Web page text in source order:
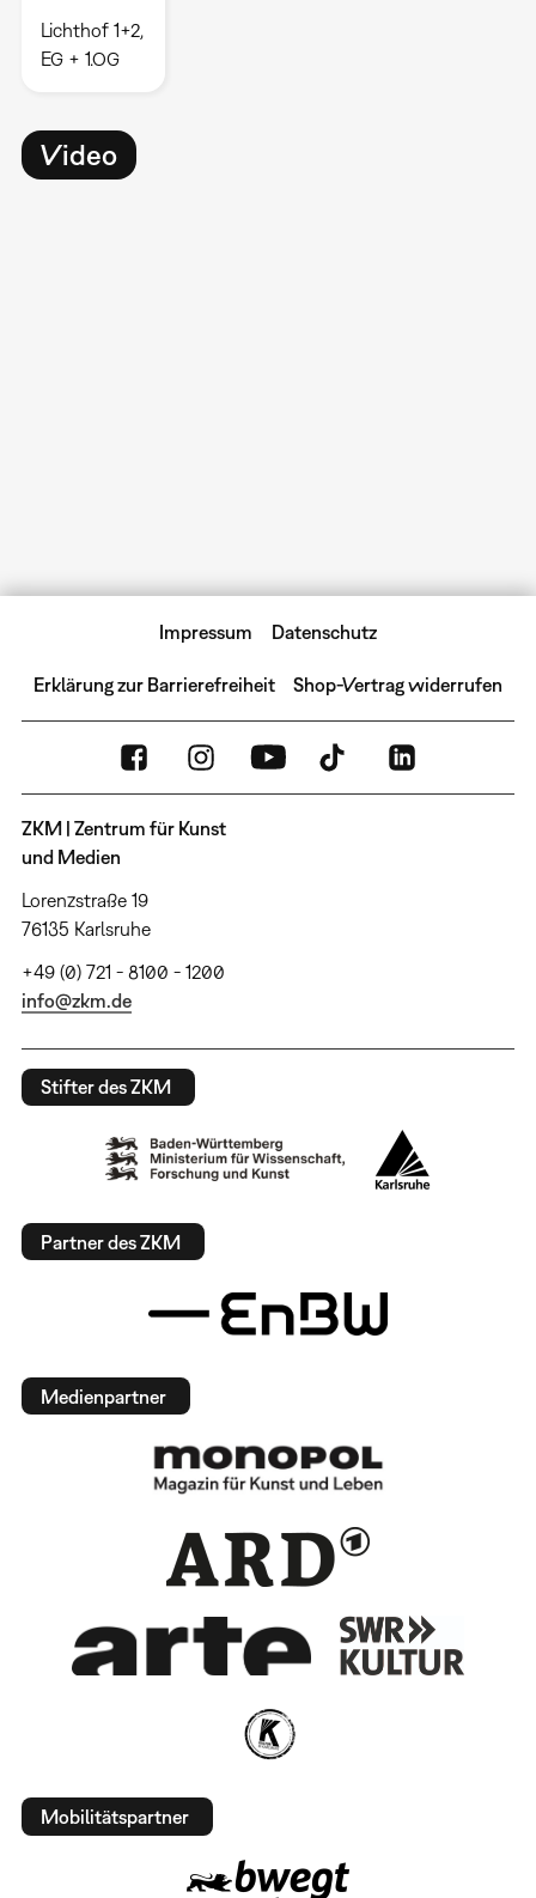
Lichthof 1+2,
EG + 1.OG
Video
Impressum Datenschutz
Erklärung zur Barrierefreiheit Shop-Vertrag widerrufen
ZKM | Zentrum für Kunst
und Medien
Lorenzstraße 19
76135 Karlsruhe
+49 (0) 721 - 8100 - 1200
info@zkm.de
Stifter des ZKM
Partner des ZKM
Medienpartner
Mobilitätspartner